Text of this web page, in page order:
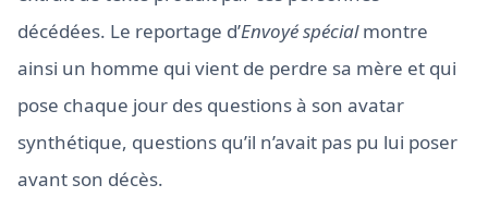
décédées. Le reportage d’Envoyé spécialmontre
ainsi un homme qui vient de perdre sa mère et qui
pose chaque jour des questions à son avatar
synthétique, questions qu’il n’avait pas pu lui poser
avant son décès.